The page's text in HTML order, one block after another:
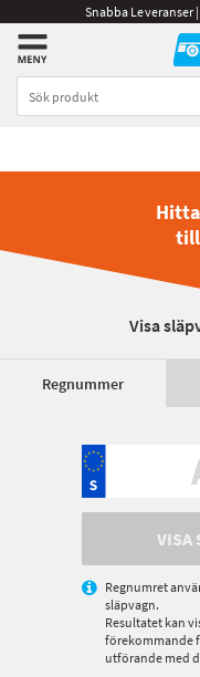
Snabba Leveranser
till
Visa
Regnummer
VISA
Regnumret
släpvagn.
Resultatet kan
förekommande
utförande med